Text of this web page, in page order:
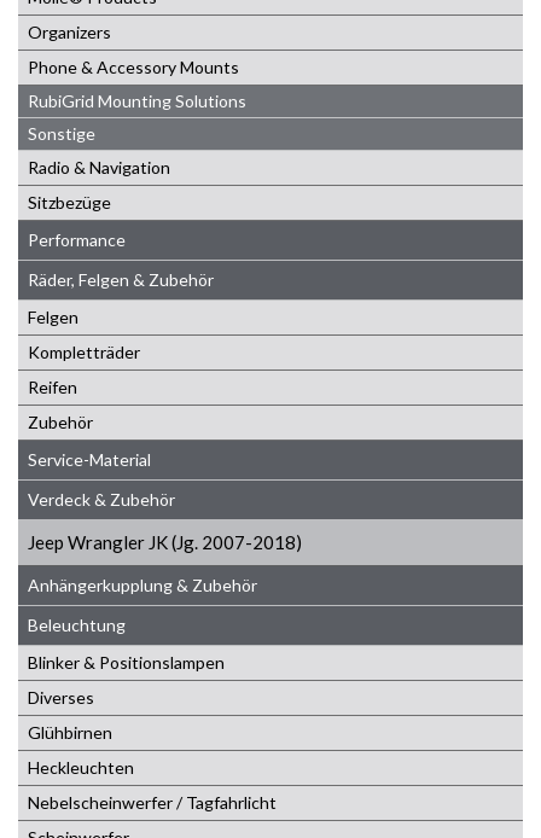
Organizers
Phone & Accessory Mounts
RubiGrid Mounting Solutions
Sonstige
Radio & Navigation
Sitzbezüge
Performance
Räder, Felgen & Zubehör
Felgen
Kompletträder
Reifen
Zubehör
Service-Material
Verdeck & Zubehör
Jeep Wrangler JK (Jg. 2007-2018)
Anhängerkupplung & Zubehör
Beleuchtung
Blinker & Positionslampen
Diverses
Glühbirnen
Heckleuchten
Nebelscheinwerfer / Tagfahrlicht